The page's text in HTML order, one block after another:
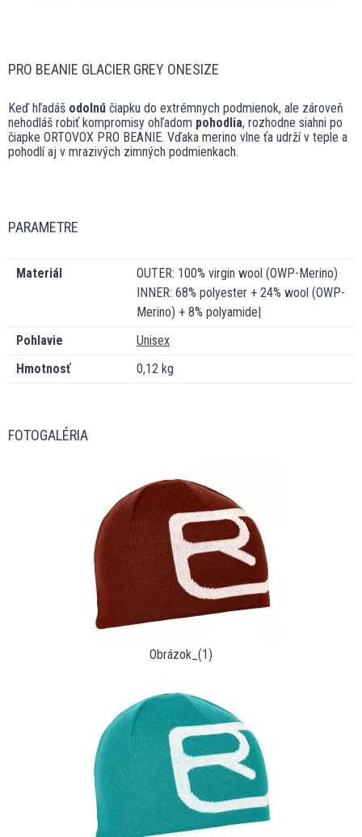
PRO BEANIE GLACIER GREY ONESIZE
Keď hľadáš odolnú čiapku do extrémnych podmienok, ale zároveň
nehodláš robiť kompromisy ohľadom pohodlia, rozhodne siahni po
čiapke ORTOVOX PRO BEANIE. Vďaka merino vlne ťa udrží v teple a
pohodlí aj v mrazivých zimných podmienkach.
PARAMETRE
Materiál
OUTER: 100% virgin wool (OWP-Merino)
INNER: 68% polyester + 24% wool (OWP-
Merino) + 8% polyamide|
Pohlavie
Unisex
Hmotnosť
0,12 kg
FOTOGALÉRIA
Obrázok_(1)